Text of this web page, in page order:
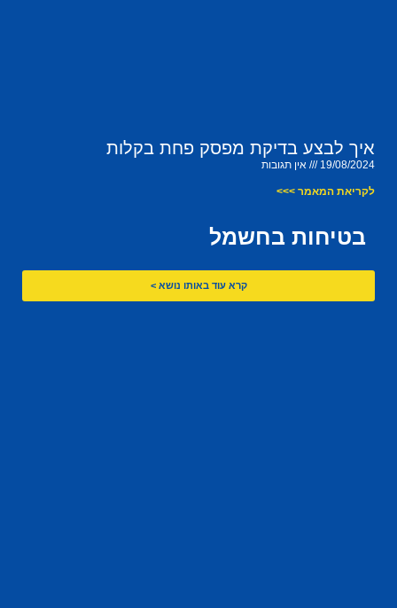
איך לבצע בדיקת מפסק פחת בקלות
19/08/2024 אין תגובות
לקריאת המאמר >>>
בטיחות בחשמל
קרא עוד באותו נושא >